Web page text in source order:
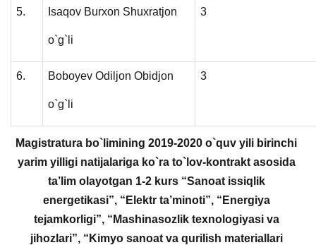
5. Isaqov Burxon Shuxratjon
o`g`li
3
6. Boboyev Odiljon Obidjon
o`g`li
3
Magistratura bo`limining 2019-2020 o`quv yili birinchi
yarim yilligi natijalariga ko`ra to`lov-kontrakt asosida
ta’lim olayotgan 1-2 kurs “Sanoat issiqlik
energetikasi”, “Elektr ta’minoti”, “Energiya
tejamkorligi”, “Mashinasozlik texnologiyasi va
jihozlari”, “Kimyo sanoat va qurilish materiallari